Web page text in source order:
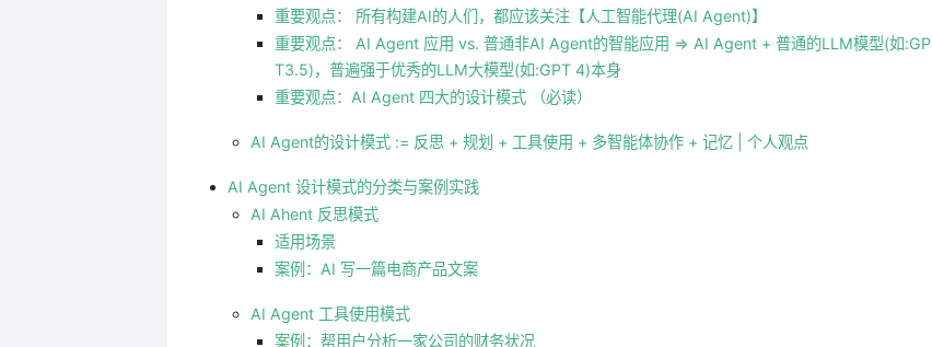
重要观点： 所有构建AI的人们，都应该关注【人工智能代理(AI Agent)】
重要观点： AI Agent 应用 vs. 普通非AI Agent的智能应用 => AI Agent + 普通的LLM模型(如:GP
T3.5)，普遍强于优秀的LLM大模型(如:GPT 4)本身
重要观点：AI Agent 四大的设计模式 （必读）
AI Agent的设计模式 := 反思 + 规划 + 工具使用 + 多智能体协作 + 记忆 | 个人观点
AI Agent 设计模式的分类与案例实践
AI Ahent 反思模式
适用场景
案例：AI 写一篇电商产品文案
AI Agent 工具使用模式
案例：帮用户分析一家公司的财务状况